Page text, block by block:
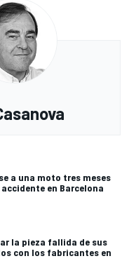
a una moto tres meses
en Barcelona
la pieza fallida de sus
con los fabricantes en